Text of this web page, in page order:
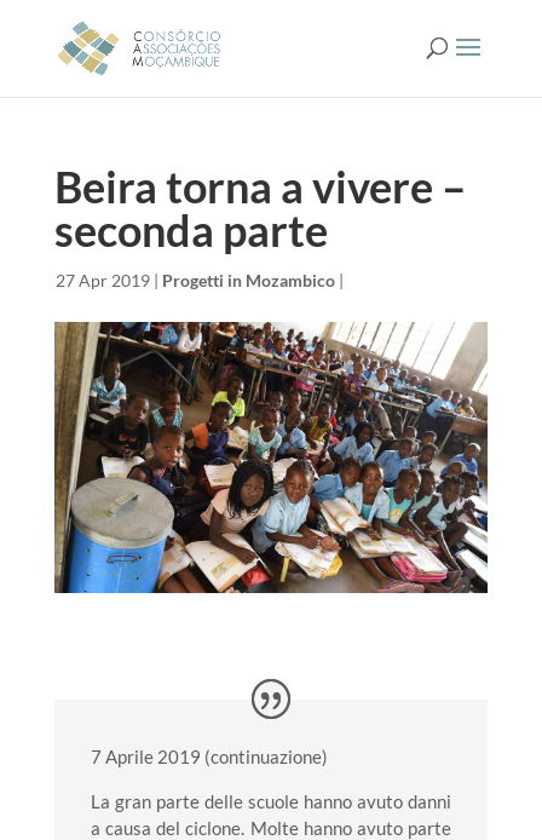
Beira torna a vivere –
seconda parte
27 Apr 2019| Progetti in Mozambico|
7 Aprile 2019 (continuazione)
La gran parte delle scuole hanno avuto danni
a causa del ciclone. Molte hanno avuto parte